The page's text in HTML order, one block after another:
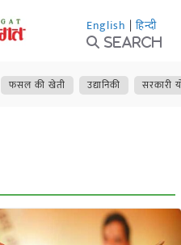
English | हिन्दी
Search
फसल की खेती उद्यानिकी सरकारी